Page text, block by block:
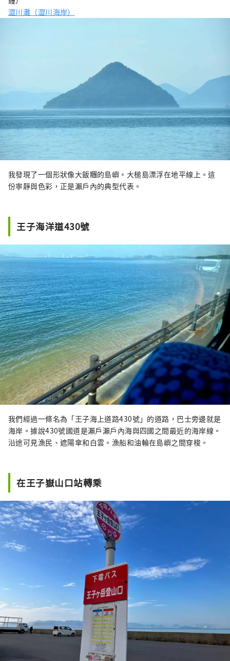
澀川灘（澀川海岸）
我發現了一個形狀像大飯糰的島嶼。大槌島漂浮在地平線上。這
份寧靜與色彩，正是瀨戶內的典型代表。
王子海洋道430號
我們經過一條名為「王子海上道路430號」的道路，巴士旁邊就是
海岸。據說430號國道是瀨戶瀨戶內海與四國之間最近的海岸線。
沿途可見漁民、遮陽傘和白雲。漁船和油輪在島嶼之間穿梭。
在王子嶽山口站轉乘